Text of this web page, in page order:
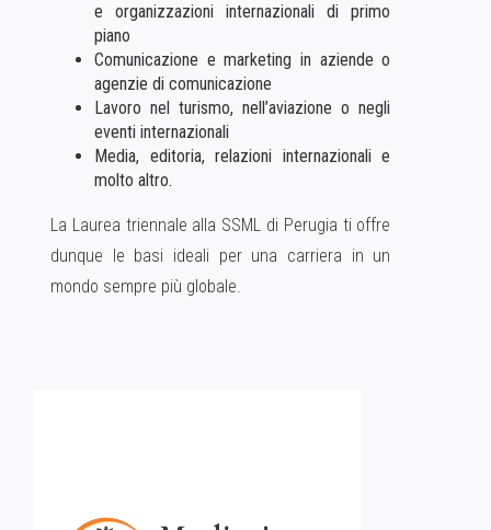
e organizzazioni internazionali di primo
piano
Comunicazione e marketing in aziende o
agenzie di comunicazione
Lavoro nel turismo, nell’aviazione o negli
eventi internazionali
Media, editoria, relazioni internazionali e
molto altro.
La Laurea triennale alla SSML di Perugia ti offre
dunque le basi ideali per una carriera in un
mondo sempre più globale.